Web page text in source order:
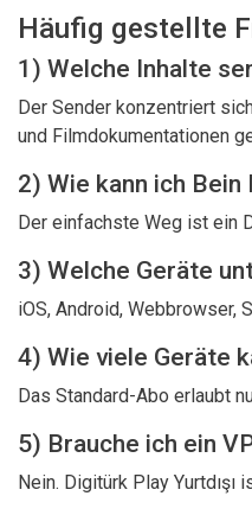
Häufig gestellte
1) Welche Inhalte
Der Sender konzentriert
und Filmdokumentationen
2) Wie kann ich
Der einfachste Weg ist ein
3) Welche Geräte
iOS, Android, Webbrowser,
4) Wie viele Geräte
Das Standard-Abo erlaubt
5) Brauche ich ein
Nein. Digitürk Play